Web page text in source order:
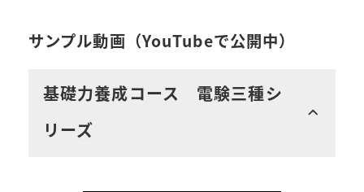
サンプル動画（YouTubeで公開中）
基礎力養成コース 電験三種シ
リーズ